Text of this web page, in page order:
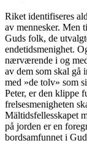
Riket identifiseres
av mennesker. Men
Guds folk, de
endetidsmenighet.
nærværende i og
av dem som skal gå
med »de tolv» som
Peter, er den klippe
frelsesmenigheten
Mältidsfellesskapet
på jorden er en
bordsamfunnet i